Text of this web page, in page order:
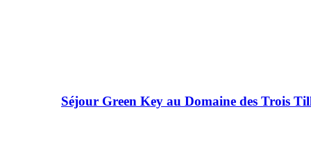
Séjour Green Key au Domaine des Trois